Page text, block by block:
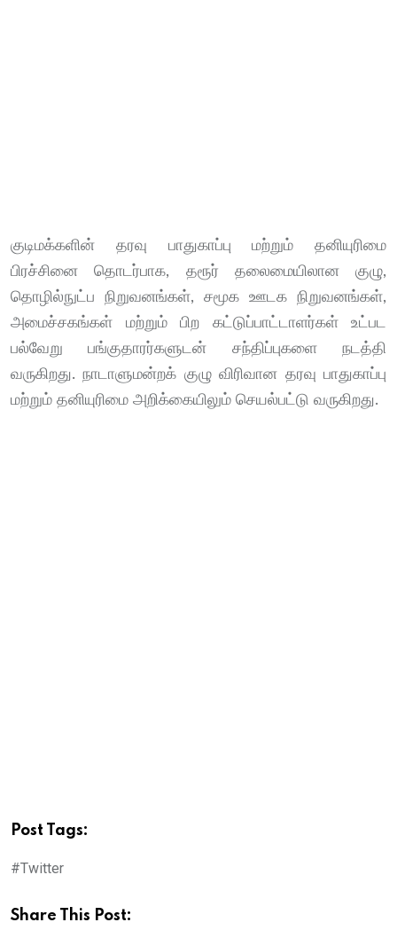
குடிமக்களின் தரவு பாதுகாப்பு மற்றும் தனியுரிமை
பிரச்சினை தொடர்பாக, தரூர் தலைமையிலான குழு,
தொழில்நுட்ப நிறுவனங்கள், சமூக ஊடக நிறுவனங்கள்,
அமைச்சகங்கள் மற்றும் பிற கட்டுப்பாட்டாளர்கள் உட்பட
பல்வேறு பங்குதாரர்களுடன் சந்திப்புகளை நடத்தி
வருகிறது. நாடாளுமன்றக் குழு விரிவான தரவு பாதுகாப்பு
மற்றும் தனியுரிமை அறிக்கையிலும் செயல்பட்டு வருகிறது.
Post Tags:
#Twitter
Share This Post: